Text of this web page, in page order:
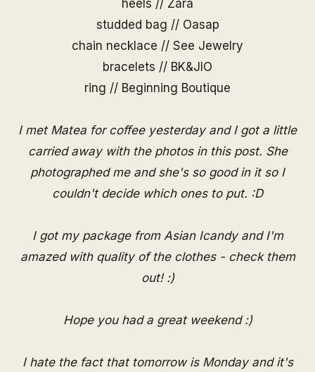
heels // Zara
studded bag // Oasap
chain necklace // See Jewelry
bracelets // BK&JIO
ring // Beginning Boutique
I met Matea for coffee yesterday and I got a little
carried away with the photos in this post. She
photographed me and she's so good in it so I
couldn't decide which ones to put. :D
I got my package from Asian Icandy and I'm
amazed with quality of the clothes - check them
out! :)
Hope you had a great weekend :)
I hate the fact that tomorrow is Monday and it's